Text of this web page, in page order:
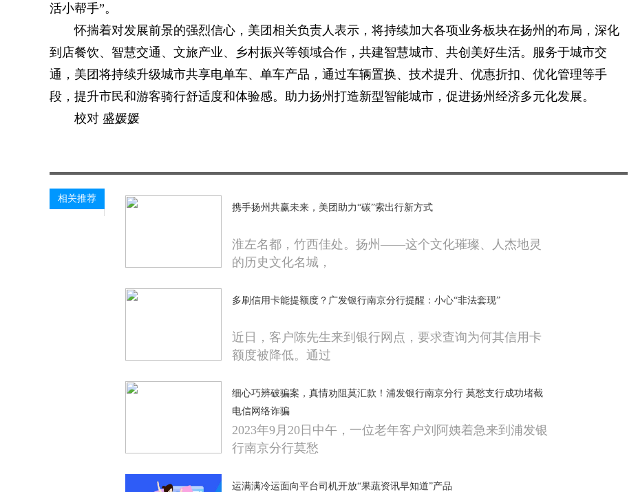
活小帮手”。
怀揣着对发展前景的强烈信心，美团相关负责人表示，将持续加大各项业务板块在扬州的布局，深化
到店餐饮、智慧交通、文旅产业、乡村振兴等领域合作，共建智慧城市、共创美好生活。服务于城市交
通，美团将持续升级城市共享电单车、单车产品，通过车辆置换、技术提升、优惠折扣、优化管理等手
段，提升市民和游客骑行舒适度和体验感。助力扬州打造新型智能城市，促进扬州经济多元化发展。
校对 盛媛媛
相关推荐
携手扬州共赢未来，美团助力“碳”索出行新方式
淮左名都，竹西佳处。扬州——这个文化璀璨、人杰地灵
的历史文化名城，
多刷信用卡能提额度？广发银行南京分行提醒：小心“非法套现”
近日，客户陈先生来到银行网点，要求查询为何其信用卡
额度被降低。通过
细心巧辨破骗案，真情劝阻莫汇款！浦发银行南京分行 莫愁支行成功堵截
电信网络诈骗
2023年9月20日中午，一位老年客户刘阿姨着急来到浦发银
行南京分行莫愁
运满满冷运面向平台司机开放“果蔬资讯早知道”产品